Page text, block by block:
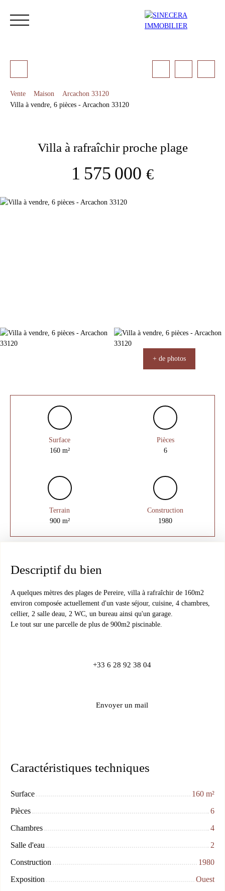
Estimation
Vente Maison
Arcachon 33120
Villa à vendre, 6 pièces - Arcachon 33120
Villa à rafraîchir proche plage
1 575 000 €
+ de photos
Surface
160 m²
Pièces
6
Terrain
900 m²
Construction
1980
Descriptif du bien
A quelques mètres des plages de Pereire, villa à rafraîchir de 160m2
environ composée actuellement d'un vaste séjour, cuisine, 4 chambres,
cellier, 2 salle deau, 2 WC, un bureau ainsi qu'un garage.
Le tout sur une parcelle de plus de 900m2 piscinable.
+33 6 28 92 38 04
Envoyer un mail
Caractéristiques techniques
Surface 160 m²
Pièces
6
Chambres
4
Salle d'eau
2
Construction
1980
Exposition
Ouest